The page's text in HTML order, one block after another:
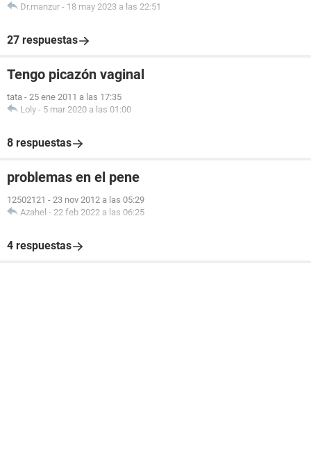
Dr.manzur - 18 may 2023 a las 22:51
27 respuestas
Tengo picazón vaginal
tata - 25 ene 2011 a las 17:35
Loly - 5 mar 2020 a las 01:00
8 respuestas
problemas en el pene
12502121 - 23 nov 2012 a las 05:29
Azahel - 22 feb 2022 a las 06:25
4 respuestas